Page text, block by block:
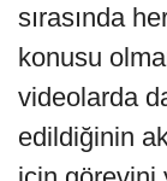
sırasında
konusu
videolarda
edildiğinin